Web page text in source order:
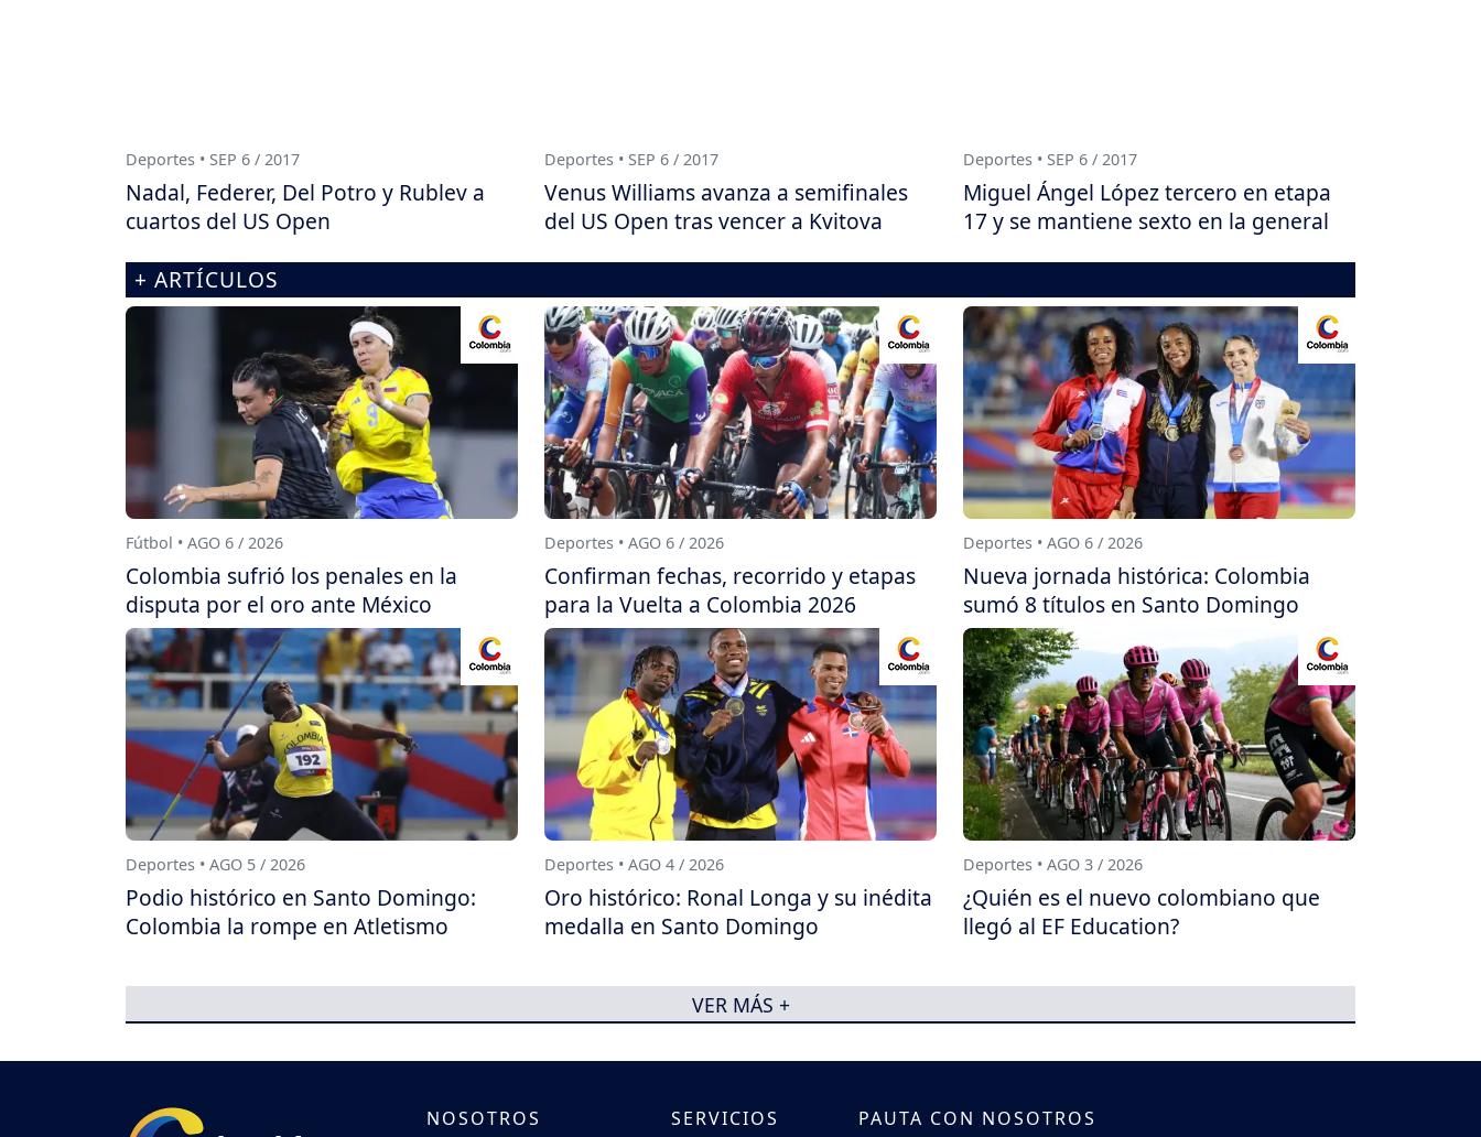
Deportes • SEP 6 / 2017
Nadal, Federer, Del Potro y Rublev a
cuartos del US Open
Deportes • SEP 6 / 2017
Venus Williams avanza a semifinales
del US Open tras vencer a Kvitova
Deportes • SEP 6 / 2017
Miguel Ángel López tercero en etapa
17 y se mantiene sexto en la general
+ ARTÍCULOS
Fútbol • AGO 6 / 2026
Colombia sufrió los penales en la
disputa por el oro ante México
Deportes • AGO 6 / 2026
Confirman fechas, recorrido y etapas
para la Vuelta a Colombia 2026
Deportes • AGO 6 / 2026
Nueva jornada histórica: Colombia
sumó 8 títulos en Santo Domingo
Deportes • AGO 5 / 2026
Podio histórico en Santo Domingo:
Colombia la rompe en Atletismo
Deportes • AGO 4 / 2026
Oro histórico: Ronal Longa y su inédita
medalla en Santo Domingo
Deportes • AGO 3 / 2026
¿Quién es el nuevo colombiano que
llegó al EF Education?
VER MÁS +
NOSOTROS SERVICIOS PAUTA CON NOSOTROS